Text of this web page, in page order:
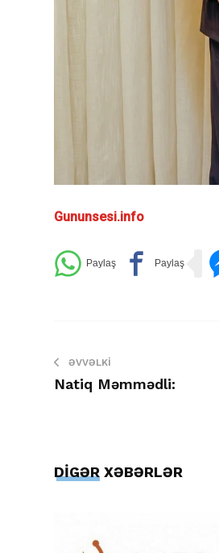
Gununsesi.info
ƏVVƏLKI
Natiq Məmmədli:
DİGƏR XƏBƏRLƏR